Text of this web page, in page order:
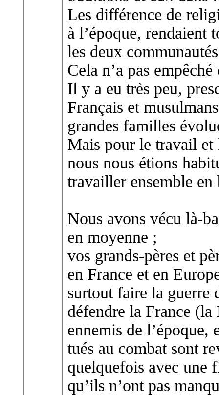
Les différence de
à l’époque, rendaient
les deux
Cela n’a pas
Il y a eu très peu,
Français et
grandes familles
Mais pour le travail et
nous nous étions
travailler ensemble
Nous avons vécu là-
en moyenne ;
vos grands-pères et
en France et en
surtout faire la guerre
défendre la France (la
ennemis de l’époque,
tués au combat sont
quelquefois avec une
qu’ils n’ont pas